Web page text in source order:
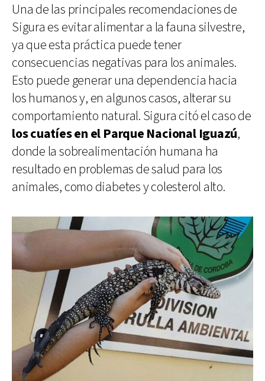
Una de las principales recomendaciones de
Sigura es evitar alimentar a la fauna silvestre,
ya que esta práctica puede tener
consecuencias negativas para los animales.
Esto puede generar una dependencia hacia
los humanos y, en algunos casos, alterar su
comportamiento natural. Sigura citó el caso de
los cuatíes en el Parque Nacional Iguazú,
donde la sobrealimentación humana ha
resultado en problemas de salud para los
animales, como diabetes y colesterol alto.